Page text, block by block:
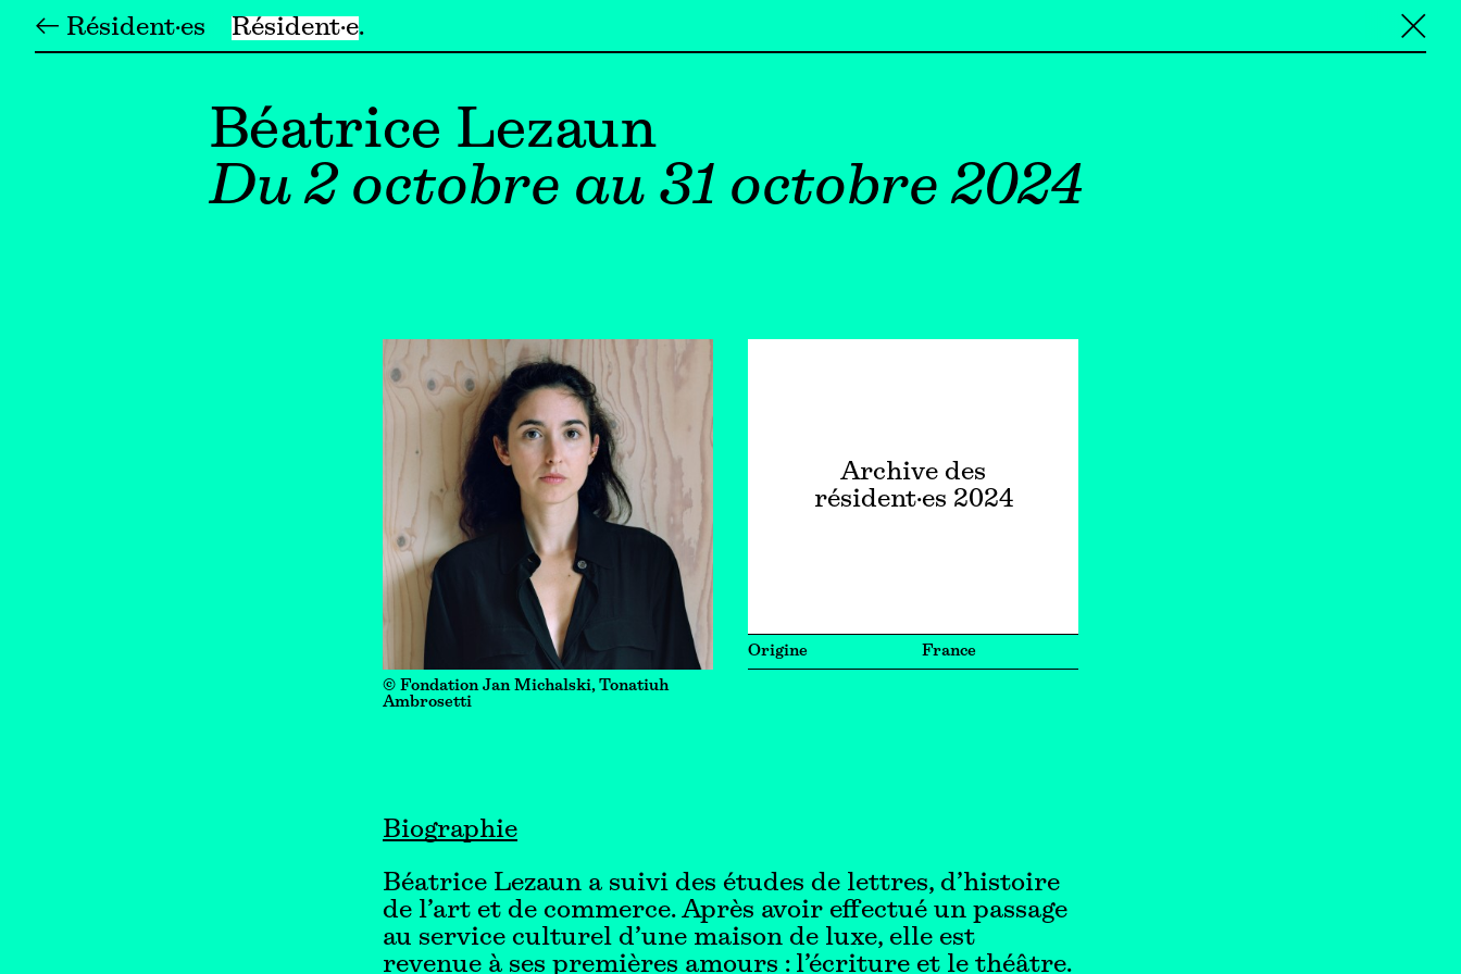
← Résident·es Résident·e ╳
Béatrice Lezaun
Du 2 octobre au 31 octobre 2024
© Fondation Jan Michalski, Tonatiuh
Ambrosetti
Archive des
résident·es 2024
Origine France
Biographie
Béatrice Lezaun a suivi des études de lettres, d’histoire
de l’art et de commerce. Après avoir effectué un passage
au service culturel d’une maison de luxe, elle est
revenue à ses premières amours : l’écriture et le théâtre.